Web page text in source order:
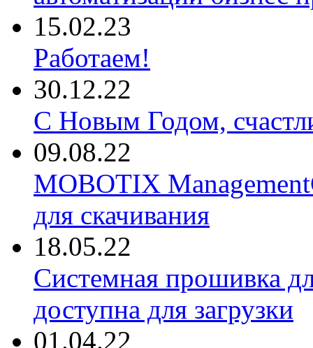
15.02.23
Работаем!
30.12.22
С Новым Годом,
09.08.22
MOBOTIX
для скачивания
18.05.22
Системная прошивка
доступна для загрузки
01.04.22